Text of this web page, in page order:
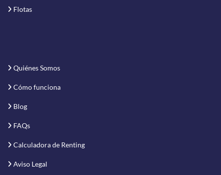
Flotas
Quiénes Somos
Cómo funciona
Blog
FAQs
Calculadora de Renting
Aviso Legal